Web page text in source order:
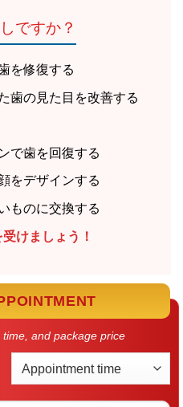
ですか？
を修復する
歯の見た目を改善する
で歯を回復する
をデザインする
ものに交換する
けましょう！
and package price